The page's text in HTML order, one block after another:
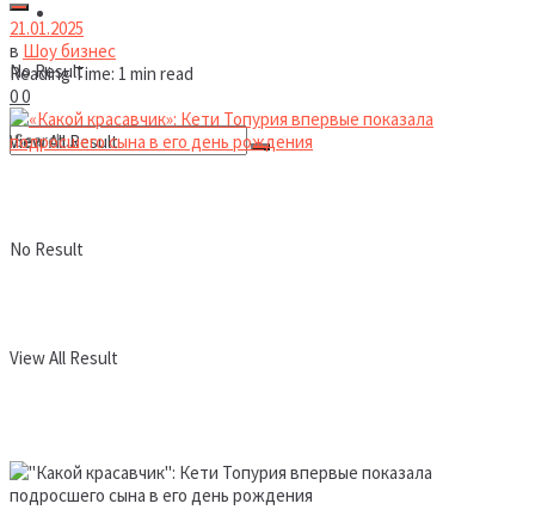
No Result
View All Result
No Result
View All Result
21.01.2025
в Шоу бизнес
Reading Time: 1 min read
00